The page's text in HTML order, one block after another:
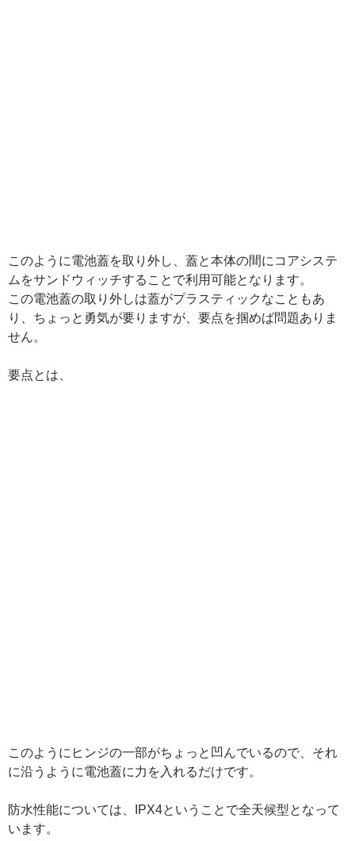
このように電池蓋を取り外し、蓋と本体の間にコアシステ
ムをサンドウィッチすることで利用可能となります。
この電池蓋の取り外しは蓋がプラスティックなこともあ
り、ちょっと勇気が要りますが、要点を掴めば問題ありま
せん。
要点とは、
このようにヒンジの一部がちょっと凹んでいるので、それ
に沿うように電池蓋に力を入れるだけです。
防水性能については、IPX4ということで全天候型となって
います。